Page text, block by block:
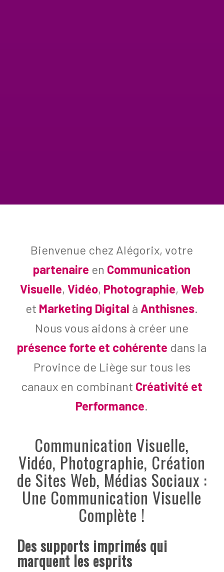
Bienvenue chez Alégorix, votre
partenaire en Communication
Visuelle, Vidéo, Photographie, Web
et Marketing Digital à Anthisnes.
Nous vous aidons à créer une
présence forte et cohérente dans la
Province de Liège sur tous les
canaux en combinant Créativité et
Performance.
Communication Visuelle,
Vidéo, Photographie, Création
de Sites Web, Médias Sociaux :
Une Communication Visuelle
Complète !
Des supports imprimés qui
marquent les esprits